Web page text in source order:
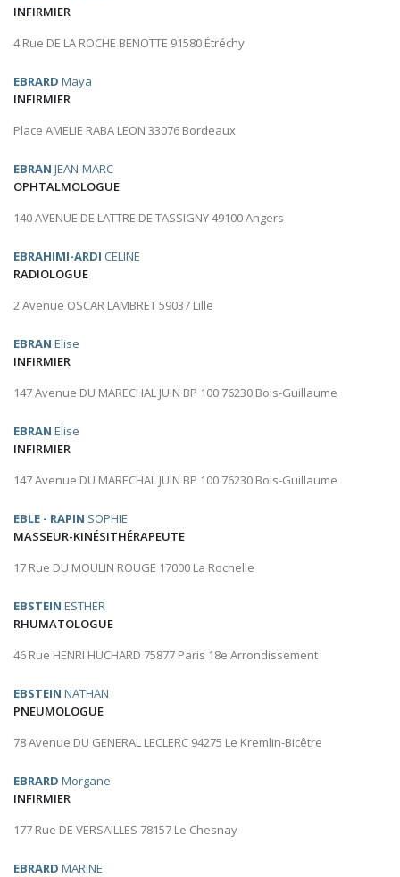
INFIRMIER
4 Rue DE LA ROCHE BENOTTE 91580 Étréchy
EBRARD Maya
INFIRMIER
Place AMELIE RABA LEON 33076 Bordeaux
EBRAN JEAN-MARC
OPHTALMOLOGUE
140 AVENUE DE LATTRE DE TASSIGNY 49100 Angers
EBRAHIMI-ARDI CELINE
RADIOLOGUE
2 Avenue OSCAR LAMBRET 59037 Lille
EBRAN Elise
INFIRMIER
147 Avenue DU MARECHAL JUIN BP 100 76230 Bois-Guillaume
EBRAN Elise
INFIRMIER
147 Avenue DU MARECHAL JUIN BP 100 76230 Bois-Guillaume
EBLE - RAPIN SOPHIE
MASSEUR-KINÉSITHÉRAPEUTE
17 Rue DU MOULIN ROUGE 17000 La Rochelle
EBSTEIN ESTHER
RHUMATOLOGUE
46 Rue HENRI HUCHARD 75877 Paris 18e Arrondissement
EBSTEIN NATHAN
PNEUMOLOGUE
78 Avenue DU GENERAL LECLERC 94275 Le Kremlin-Bicêtre
EBRARD Morgane
INFIRMIER
177 Rue DE VERSAILLES 78157 Le Chesnay
EBRARD MARINE